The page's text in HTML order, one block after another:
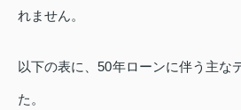
れません。
以下の表に、50年ローンに伴う主な
た。